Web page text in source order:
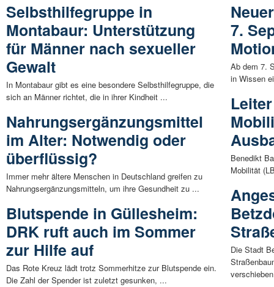
Selbsthilfegruppe in
Montabaur: Unterstützung
für Männer nach sexueller
Gewalt
In Montabaur gibt es eine besondere Selbsthilfegruppe, die
sich an Männer richtet, die in ihrer Kindheit ...
Nahrungsergänzungsmittel
im Alter: Notwendig oder
überflüssig?
Immer mehr ältere Menschen in Deutschland greifen zu
Nahrungsergänzungsmitteln, um ihre Gesundheit zu ...
Blutspende in Güllesheim:
DRK ruft auch im Sommer
zur Hilfe auf
Das Rote Kreuz lädt trotz Sommerhitze zur Blutspende ein.
Die Zahl der Spender ist zuletzt gesunken, ...
7.
Ab dem 7.
in Wissen
Benedikt
Mobilität
Die Stadt